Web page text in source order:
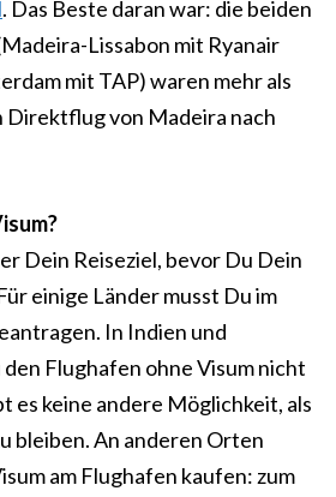
. Das Beste daran war: die beiden
Lissabon mit Ryanair
mit TAP) waren mehr als
Direktflug von Madeira nach
Dein Reiseziel, bevor Du Dein
einige Länder musst Du im
In Indien und
Flughafen ohne Visum nicht
es keine andere Möglichkeit, als
bleiben. An anderen Orten
am Flughafen kaufen: zum